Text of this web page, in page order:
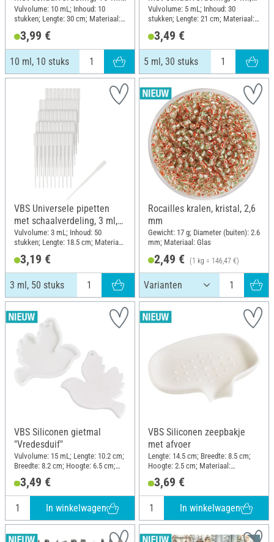
10 stuks
Vulvolume: 10 mL; Inhoud: 10
stukken; Lengte: 30 cm; Materiaal:
3,99 €
10 ml, 10 stuks
30 stuks
Vulvolume: 5 mL; Inhoud: 30
stukken; Lengte: 21 cm; Materiaal:
3,49 €
5 ml, 30 stuks
VBS Universele pipetten
met schaalverdeling, 3 ml,
50 stuks
Vulvolume: 3 mL; Inhoud: 50
stukken; Lengte: 18.5 cm; Materiaal:
3,19 €
3 ml, 50 stuks
Rocailles kralen, kristal, 2,6
mm
Gewicht: 17 g; Diameter (buiten): 2.6
mm; Materiaal: Glas
2,49 € (1 kg = 146,47 €)
VBS Siliconen gietmal
"Vredesduif"
Vulvolume: 15 mL; Lengte: 10.2 cm;
Breedte: 8.2 cm; Hoogte: 6.5 cm;
Materiaal: Siliconen
3,49 €
In winkelwagen
VBS Siliconen zeepbakje
met afvoer
Lengte: 14.5 cm; Breedte: 8.5 cm;
Hoogte: 2.5 cm; Materiaal:
Siliconen
3,69 €
In winkelwagen